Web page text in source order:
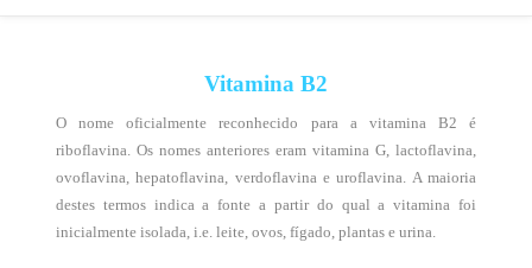
Vitamina B2
O nome oficialmente reconhecido para a vitamina B2 é
riboflavina. Os nomes anteriores eram vitamina G, lactoflavina,
ovoflavina, hepatoflavina, verdoflavina e uroflavina. A maioria
destes termos indica a fonte a partir do qual a vitamina foi
inicialmente isolada, i.e. leite, ovos, fígado, plantas e urina.